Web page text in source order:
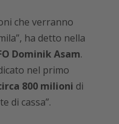
che verranno
ha detto nella
Dominik Asam.
nel primo
800 milioni di
di cassa”.